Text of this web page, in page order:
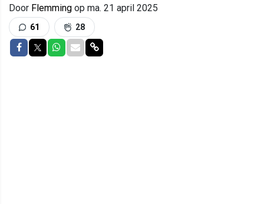
Door Flemming op ma. 21 april 2025
61 28
Delen op Facebook
Delen op Twitter
Delen op Whatsapp
Delen via Mail
Delen via link